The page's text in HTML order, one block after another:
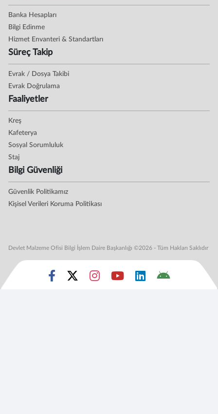
Banka Hesapları
Bilgi Edinme
Hizmet Envanteri & Standartları
Süreç Takip
Evrak / Dosya Takibi
Evrak Doğrulama
Faaliyetler
Kreş
Kafeterya
Sosyal Sorumluluk
Staj
Bilgi Güvenliği
Güvenlik Politikamız
Kişisel Verileri Koruma Politikası
Devlet Malzeme Ofisi Bilgi İşlem Daire Başkanlığı ©2026 - Tüm Hakları Saklıdır